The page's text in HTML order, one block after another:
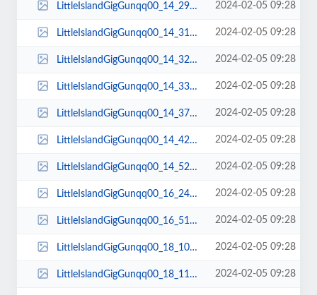
LittleIslandGigGunqq00_14_29qq00114.jpg 2024-02-05 09:28
LittleIslandGigGunqq00_14_31qq00115.jpg 2024-02-05 09:28
LittleIslandGigGunqq00_14_32qq00116.jpg 2024-02-05 09:28
LittleIslandGigGunqq00_14_33qq00117.jpg 2024-02-05 09:28
LittleIslandGigGunqq00_14_37qq00118.jpg 2024-02-05 09:28
LittleIslandGigGunqq00_14_42qq00119.jpg 2024-02-05 09:28
LittleIslandGigGunqq00_14_52qq00120.jpg 2024-02-05 09:28
LittleIslandGigGunqq00_16_24qq00121.jpg 2024-02-05 09:28
LittleIslandGigGunqq00_16_51qq00122.jpg 2024-02-05 09:28
LittleIslandGigGunqq00_18_10qq00123.jpg 2024-02-05 09:28
LittleIslandGigGunqq00_18_11qq00124.jpg 2024-02-05 09:28